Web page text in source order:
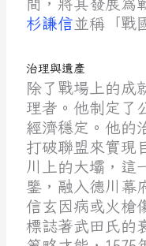
間，將其發展為
杉謙信並稱「戰
治理與遺產
除了戰場上的成
理者。他制定了
經濟穩定。他的
打破聯盟來實現
川上的大壩，這
鑒，融入德川幕
信玄因病或火槍
標誌著武田氏的